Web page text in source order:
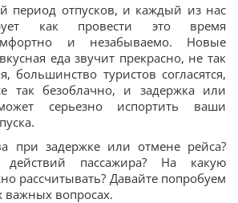
период отпусков, и каждый из нас
как провести это время
и незабываемо. Новые
еда звучит прекрасно, не так
большинство туристов согласятся,
так безоблачно, и задержка или
серьезно испортить ваши
при задержке или отмене рейса?
действий пассажира? На какую
рассчитывать? Давайте попробуем
важных вопросах.